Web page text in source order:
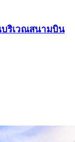
ริเวณสนามบิน